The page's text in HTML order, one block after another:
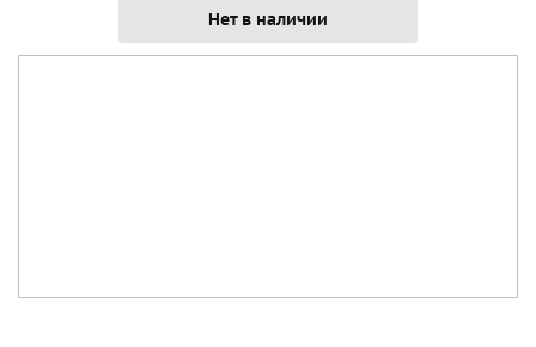
Нет в наличии